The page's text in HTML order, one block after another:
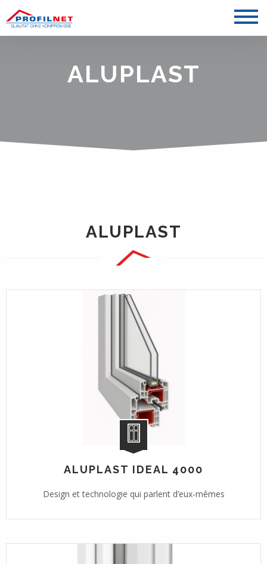
ALUPLAST
ALUPLAST
ALUPLAST IDEAL 4000
Design et technologie qui parlent d’eux-mêmes